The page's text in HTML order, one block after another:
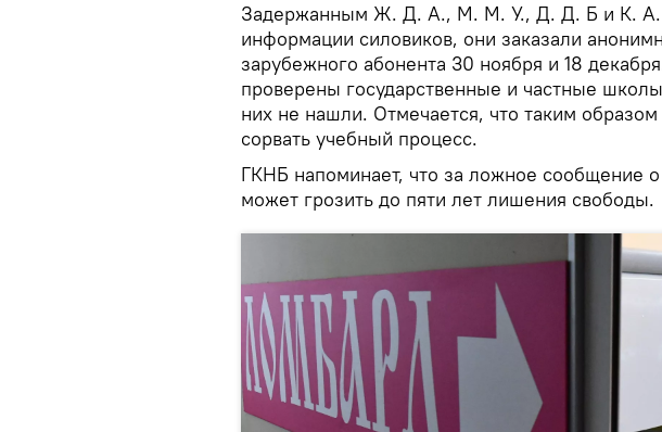
Задержанным Ж. Д. А., М. М. У., Д. Д. Б и К. А.
информации силовиков, они заказали
зарубежного абонента 30 ноября и 18
проверены государственные и частные
них не нашли. Отмечается, что таким
сорвать учебный процесс.
ГКНБ напоминает, что за ложное сообщение
может грозить до пяти лет лишения свободы.